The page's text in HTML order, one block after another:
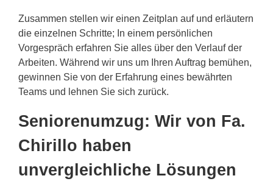
Zusammen stellen wir einen Zeitplan auf und erläutern
die einzelnen Schritte; In einem persönlichen
Vorgespräch erfahren Sie alles über den Verlauf der
Arbeiten. Während wir uns um Ihren Auftrag bemühen,
gewinnen Sie von der Erfahrung eines bewährten
Teams und lehnen Sie sich zurück.
Seniorenumzug: Wir von Fa.
Chirillo haben
unvergleichliche Lösungen